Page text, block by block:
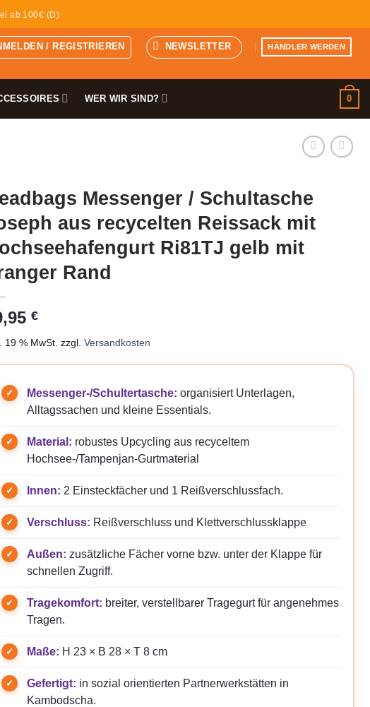
ab 100€ (D)
/ REGISTRIEREN NEWSLETTER HÄNDLER WERDEN
WER WIR SIND? 0
Messenger / Schultasche
aus recycelten Reissack mit
Ri81TJ gelb mit
Rand
€
19 % MwSt. zzgl. Versandkosten
Messenger-/Schultertasche: organisiert Unterlagen,
Alltagssachen und kleine Essentials.
Material: robustes Upcycling aus recyceltem
Hochsee-/Tampenjan-Gurtmaterial
Innen: 2 Einsteckfächer und 1 Reißverschlussfach.
Verschluss: Reißverschluss und Klettverschlussklappe
Außen: zusätzliche Fächer vorne bzw. unter der Klappe für
schnellen Zugriff.
Tragekomfort: breiter, verstellbarer Tragegurt für angenehmes
Tragen.
Maße: H 23 × B 28 × T 8 cm
Gefertigt: in sozial orientierten Partnerwerkstätten in
Kambodscha.